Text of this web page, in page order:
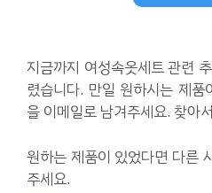
지금까지 여성속옷세트 관련
렸습니다. 만일 원하시는 제
을 이메일로 남겨주세요. 찾아
원하는 제품이 있었다면 다른
주세요.